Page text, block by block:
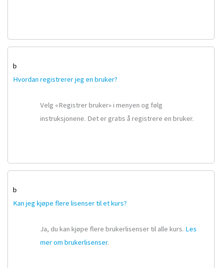
b
Hvordan registrerer jeg en bruker?
Velg «Registrer bruker» i menyen og følg
instruksjonene. Det er gratis å registrere en bruker.
b
Kan jeg kjøpe flere lisenser til et kurs?
Ja, du kan kjøpe flere brukerlisenser til alle kurs. Les
mer om brukerlisenser.